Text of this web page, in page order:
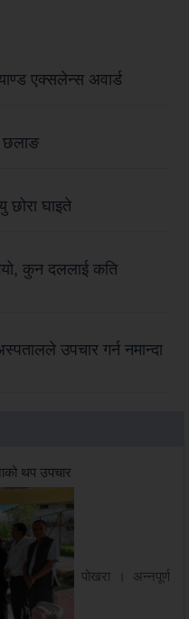
एक्सलेन्स अवार्ड
छलाङ
छोरा घाइते
कुन दललाई कति
उपचार गर्न नमान्दा
थप उपचार
पोखरा । अन्नपूर्ण